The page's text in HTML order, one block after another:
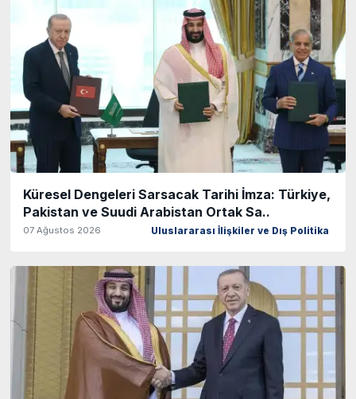
Küresel Dengeleri Sarsacak Tarihi İmza: Türkiye,
Pakistan ve Suudi Arabistan Ortak Sa..
07 Ağustos 2026 Uluslararası İlişkiler ve Dış Politika